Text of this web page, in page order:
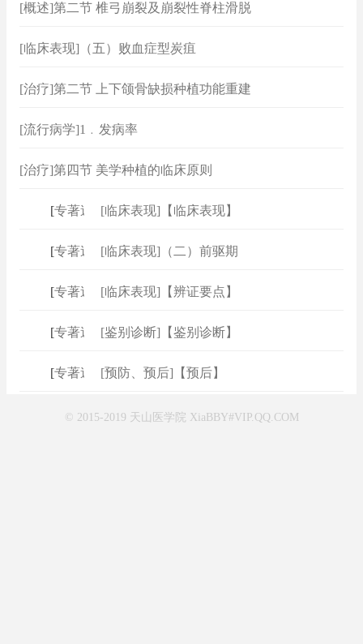
[概述]第二节 椎弓崩裂及崩裂性脊柱滑脱
[临床表现]（五）败血症型炭疽
[治疗]第二节 上下颌骨缺损种植功能重建
[流行病学]1﹒发病率
[治疗]第四节 美学种植的临床原则
专著速查]
[临床表现]【临床表现】
专著速查]
[临床表现]（二）前驱期
专著速查]
[临床表现]【辨证要点】
专著速查]
[鉴别诊断]【鉴别诊断】
专著速查]
[预防、预后]【预后】
© 2015-2019 天山医学院 XiaBBY#VIP.QQ.COM